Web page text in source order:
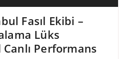
Fasıl Ekibi –
Lüks
Performans